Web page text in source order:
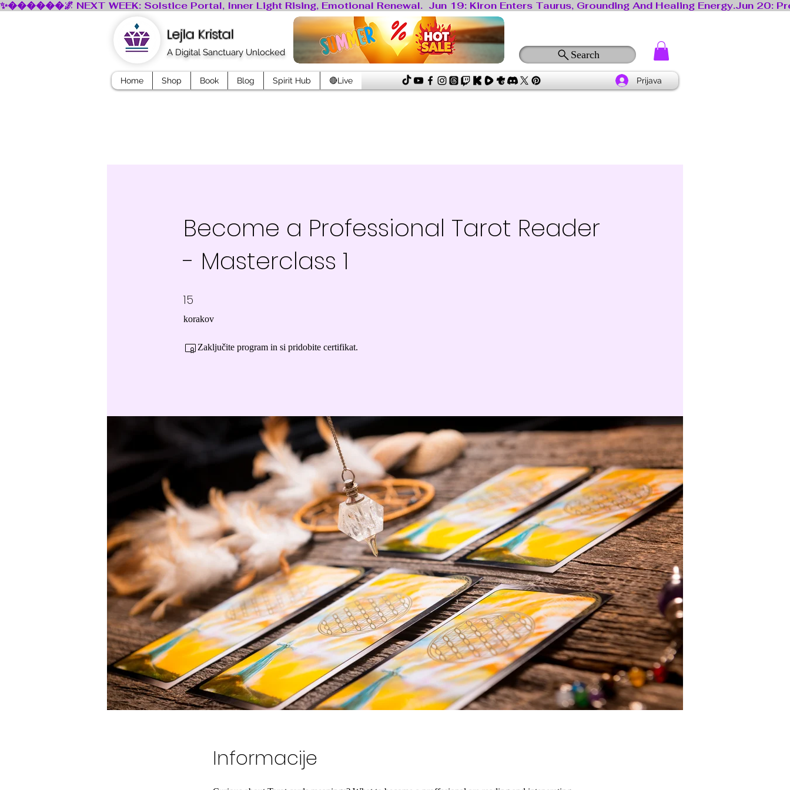
Lejla Kristal
A Digital Sanctuary Unlocked Search
Home Shop Book Blog Spirit Hub 🔴Live Prijava
Become a Professional Tarot Reader
- Masterclass 1
15
korakov
15 korakov
Zaključite program in si pridobite certifikat.
Informacije